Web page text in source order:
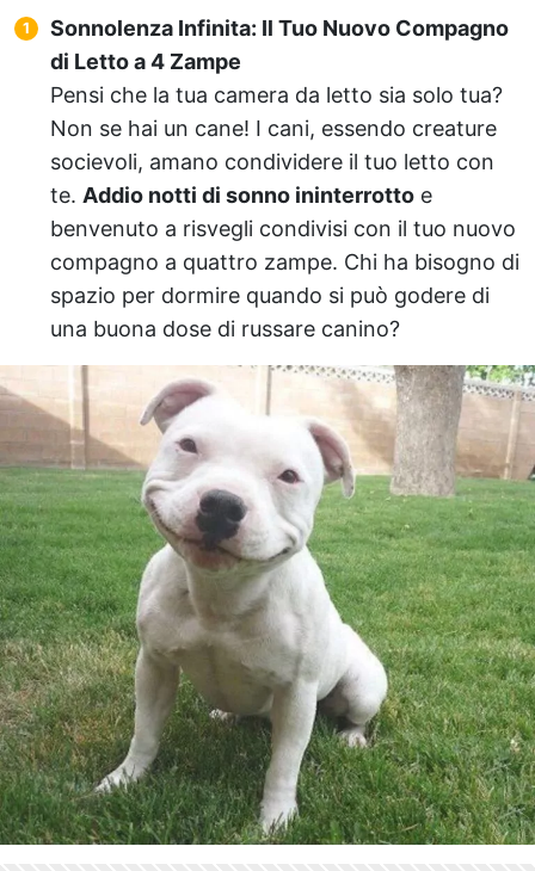
Sonnolenza Infinita: Il Tuo Nuovo Compagno
di Letto a 4 Zampe
Pensi che la tua camera da letto sia solo tua?
Non se hai un cane! I cani, essendo creature
socievoli, amano condividere il tuo letto con
te. Addio notti di sonno ininterrotto e
benvenuto a risvegli condivisi con il tuo nuovo
compagno a quattro zampe. Chi ha bisogno di
spazio per dormire quando si può godere di
una buona dose di russare canino?